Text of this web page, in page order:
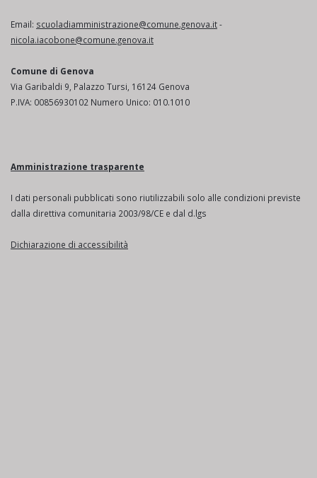
Email: scuoladiamministrazione@comune.genova.it-
nicola.iacobone@comune.genova.it
Comune di Genova
Via Garibaldi 9, Palazzo Tursi, 16124 Genova
P.IVA: 00856930102 Numero Unico: 010.1010
Amministrazione trasparente
I dati personali pubblicati sono riutilizzabili solo alle condizioni previste
dalla direttiva comunitaria 2003/98/CE e dal d.lgs
Dichiarazione di accessibilità